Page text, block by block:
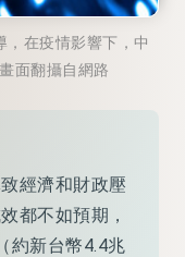
，在疫情影響下，中
面翻攝自網路
經濟和財政壓
都不如預期，
約新台幣4.4兆